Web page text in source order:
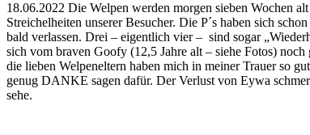
18.06.2022 Die Welpen werden morgen sieben Wochen
Streichelheiten unserer Besucher. Die P´s haben sich
bald verlassen. Drei – eigentlich vier – sind sogar
sich vom braven Goofy (12,5 Jahre alt – siehe Fotos)
die lieben Welpeneltern haben mich in meiner Trauer so
genug DANKE sagen dafür. Der Verlust von Eywa
sehe.